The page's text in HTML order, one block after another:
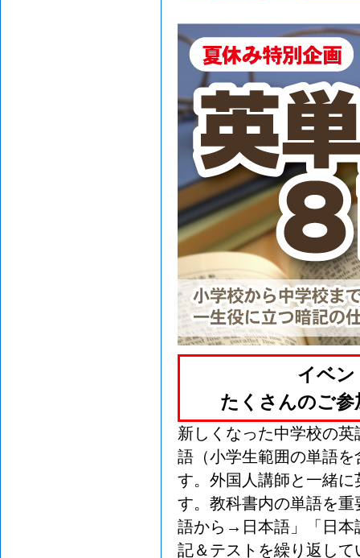
イベ
たくさんのご
新しくなった中学校の
語（小学生範囲の単語
す。外国人講師と一緒
す。教科書内の単語を
語から→日本語」「日本
記＆テストを繰り返して